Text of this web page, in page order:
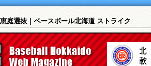
庭選抜｜ベースボール北海道 ストライク